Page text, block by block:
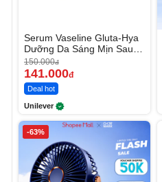
Serum Vaseline Gluta-Hya
Dưỡng Da Sáng Mịn Sau 7
Ngày
150.000đ
141.000đ
Deal hot
Unilever
-63%